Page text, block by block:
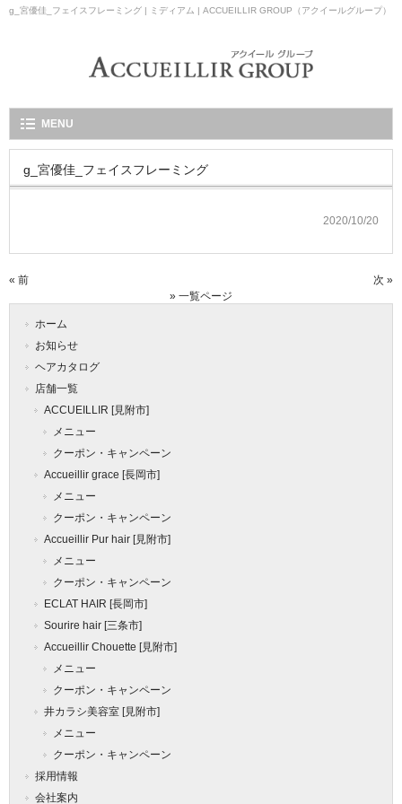
g_宮優佳_フェイスフレーミング | ミディアム | ACCUEILLIR GROUP（アクイールグループ）
MENU
g_宮優佳_フェイスフレーミング
2020/10/20
« 前
次 »
» 一覧ページ
ホーム
お知らせ
ヘアカタログ
店舗一覧
ACCUEILLIR [見附市]
メニュー
クーポン・キャンペーン
Accueillir grace [長岡市]
メニュー
クーポン・キャンペーン
Accueillir Pur hair [見附市]
メニュー
クーポン・キャンペーン
ECLAT HAIR [長岡市]
Sourire hair [三条市]
Accueillir Chouette [見附市]
メニュー
クーポン・キャンペーン
井カラシ美容室 [見附市]
メニュー
クーポン・キャンペーン
採用情報
会社案内